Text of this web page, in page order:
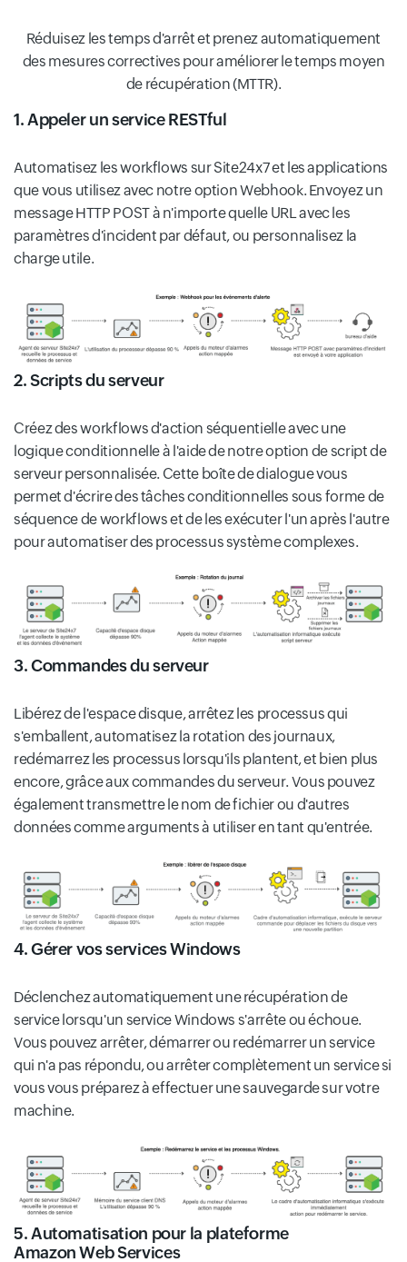
Réduisez les temps d'arrêt et prenez automatiquement
des mesures correctives pour améliorer le temps moyen
de récupération (MTTR).
1. Appeler un service RESTful
Automatisez les workflows sur Site24x7 et les applications
que vous utilisez avec notre option Webhook. Envoyez un
message HTTP POST à n'importe quelle URL avec les
paramètres d'incident par défaut, ou personnalisez la
charge utile.
2. Scripts du serveur
Créez des workflows d'action séquentielle avec une
logique conditionnelle à l'aide de notre option de script de
serveur personnalisée. Cette boîte de dialogue vous
permet d'écrire des tâches conditionnelles sous forme de
séquence de workflows et de les exécuter l'un après l'autre
pour automatiser des processus système complexes.
3. Commandes du serveur
Libérez de l'espace disque, arrêtez les processus qui
s'emballent, automatisez la rotation des journaux,
redémarrez les processus lorsqu'ils plantent, et bien plus
encore, grâce aux commandes du serveur. Vous pouvez
également transmettre le nom de fichier ou d'autres
données comme arguments à utiliser en tant qu'entrée.
4. Gérer vos services Windows
Déclenchez automatiquement une récupération de
service lorsqu'un service Windows s'arrête ou échoue.
Vous pouvez arrêter, démarrer ou redémarrer un service
qui n'a pas répondu, ou arrêter complètement un service si
vous vous préparez à effectuer une sauvegarde sur votre
machine.
5. Automatisation pour la plateforme
Amazon Web Services